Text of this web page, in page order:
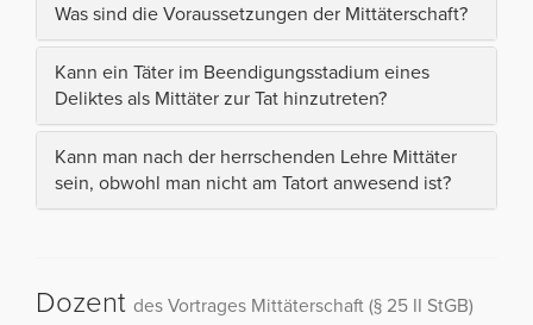
Was sind die Voraussetzungen der Mittäterschaft?
Kann ein Täter im Beendigungsstadium eines
Deliktes als Mittäter zur Tat hinzutreten?
Kann man nach der herrschenden Lehre Mittäter
sein, obwohl man nicht am Tatort anwesend ist?
Dozent des Vortrages Mittäterschaft (§ 25 II StGB)